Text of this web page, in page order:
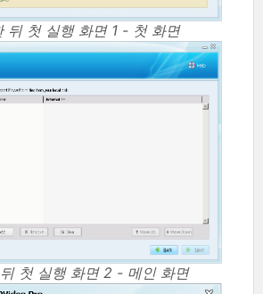
뒤 첫 실행 화면 1 - 첫 화면
첫 실행 화면 2 - 메인 화면